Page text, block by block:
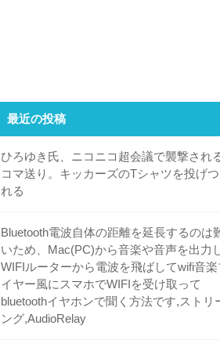
最近の投稿
ひろゆき氏、ニコニコ超会議で襲撃され
コマ送り。キッカーズのTシャツを投げ
れる
Bluetooth電波自体の距離を延長するのは
いため、Mac(PC)から音楽や音声を出力
WIFIルーターから電波を飛ばしてwifi音楽
イヤー風にスマホでWIFIを受け取って
bluetoothイヤホンで聞く方法です,ストリ
ング,AudioRelay